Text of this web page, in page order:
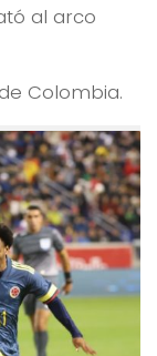
al arco
Colombia.